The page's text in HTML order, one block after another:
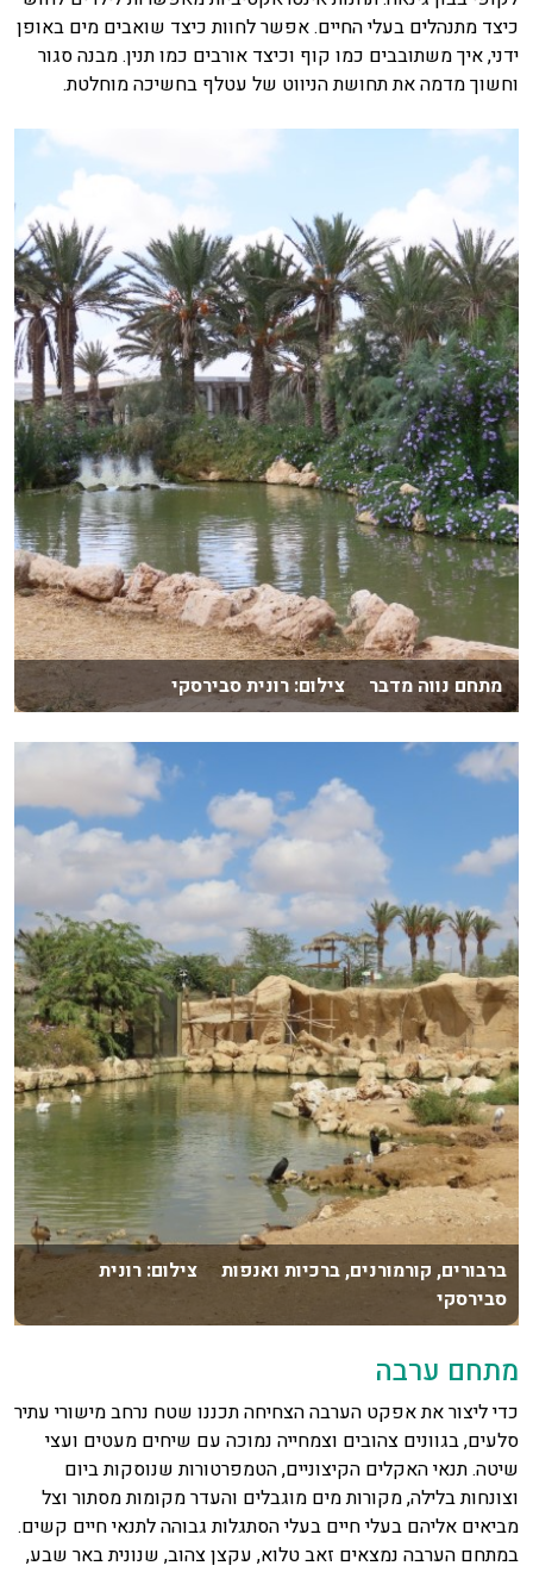
כיצד מתנהלים בעלי החיים. אפשר לחוות כיצד שואבים מים באופן
ידני, איך משתובבים כמו קוף וכיצד אורבים כמו תנין. מבנה סגור
וחשוך מדמה את תחושת הניווט של עטלף בחשיכה מוחלטת.
מתחם נווה מדבר צילום: רונית סבירסקי
ברבורים, קורמורנים, ברכיות ואנפות צילום: רונית
סבירסקי
מתחם ערבה
כדי ליצור את אפקט הערבה הצחיחה תכננו שטח נרחב מישורי עתיר
סלעים, בגוונים צהובים וצמחייה נמוכה עם שיחים מעטים ועצי
שיטה. תנאי האקלים הקיצוניים, הטמפרטורות שנוסקות ביום
וצונחות בלילה, מקורות מים מוגבלים והעדר מקומות מסתור וצל
מביאים אליהם בעלי חיים בעלי הסתגלות גבוהה לתנאי חיים קשים.
במתחם הערבה נמצאים זאב טלוא, עקצן צהוב, שנונית באר שבע,